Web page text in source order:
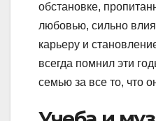
обстановке,
любовью, сильно
карьеру и
всегда помнил эти
семью за все то, что